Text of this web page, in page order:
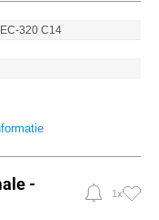
320 C14
-
1x